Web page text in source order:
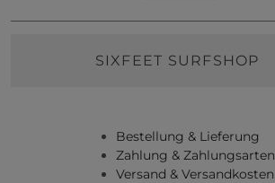
SIXFEET SURFSHOP
Bestellung & Lieferung
Zahlung & Zahlungsarten
Versand & Versandkosten